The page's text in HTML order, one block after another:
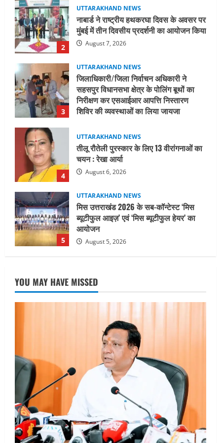
3
जिलाधिकारी/जिला निर्वाचन अधिकारी ने
सहसपुर विधानसभा क्षेत्र के पोलिंग बूथों का
निरीक्षण कर एसआईआर आपत्ति निस्तारण
शिविर की व्यवस्थाओं का लिया जायजा
4
UTTARAKHAND NEWS
तीलू रौतेली पुरस्कार के लिए 13 वीरांगनाओं का
चयन : रेखा आर्या
August 6, 2026
5
मिस उत्तराखंड 2026 के सब-कॉन्टेस्ट ‘मिस
ब्यूटीफुल आइज़’ एवं ‘मिस ब्यूटीफुल हेयर’ का
आयोजन
August 5, 2026
1
UTTARAKHAND NEWS
धामी कैबिनेट ने लिए कई महत्वपूर्ण निर्णय, अब
सामान्य वर्ग के पशुपालकों को भी गाय एवं भैंस
खरीद पर मिलेगा अनुदान, मजदूरी संहिता
नियमावली-2026 को मिली मंजूरी
2
नाबार्ड ने राष्ट्रीय हथकरघा दिवस के अवसर पर
मुंबई में तीन दिवसीय प्रदर्शनी का आयोजन किया
August 7, 2026
3
UTTARAKHAND NEWS
जिलाधिकारी/जिला निर्वाचन अधिकारी ने
सहसपुर विधानसभा क्षेत्र के पोलिंग बूथों का
निरीक्षण कर एसआईआर आपत्ति निस्तारण
शिविर की व्यवस्थाओं का लिया जायजा
August 6, 2026
4
UTTARAKHAND NEWS
तीलू रौतेली पुरस्कार के लिए 13 वीरांगनाओं का
चयन : रेखा आर्या
August 6, 2026
YOU MAY HAVE MISSED